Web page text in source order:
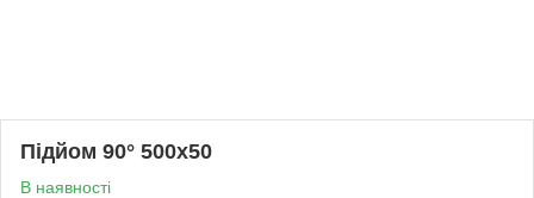
Підйом 90° 500х50
В наявності